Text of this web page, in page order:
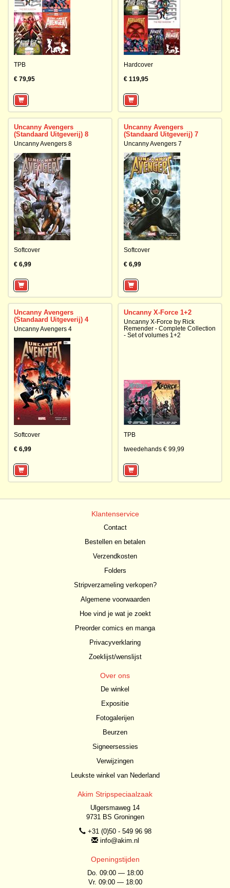
TPB
€ 79,95
Hardcover
€ 119,95
Uncanny Avengers
(Standaard Uitgeverij) 8
Uncanny Avengers 8
Softcover
€ 6,99
Uncanny Avengers
(Standaard Uitgeverij) 7
Uncanny Avengers 7
Softcover
€ 6,99
Uncanny Avengers
(Standaard Uitgeverij) 4
Uncanny Avengers 4
Softcover
€ 6,99
Uncanny X-Force 1+2
Uncanny X-Force by Rick
Remender - Complete Collection
- Set of volumes 1+2
TPB
tweedehands € 99,99
Klantenservice
Contact
Bestellen en betalen
Verzendkosten
Folders
Stripverzameling verkopen?
Algemene voorwaarden
Hoe vind je wat je zoekt
Preorder comics en manga
Privacyverklaring
Zoeklijst/wenslijst
Over ons
De winkel
Expositie
Fotogalerijen
Beurzen
Signeersessies
Verwijzingen
Leukste winkel van Nederland
Akim Stripspeciaalzaak
Ulgersmaweg 14
9731 BS Groningen
+31 (0)50 - 549 96 98
info@akim.nl
Openingstijden
Do. 09:00 — 18:00
Vr. 09:00 — 18:00